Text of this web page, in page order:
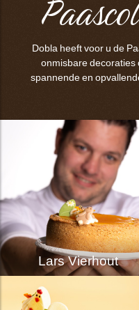
Dobla heeft voor u de
onmisbare decoraties
spannende en
Lars Vierhout